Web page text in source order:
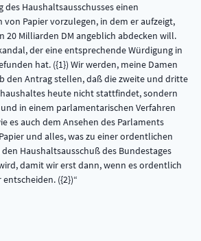
des Haushaltsausschusses einen
von Papier vorzulegen, in dem er aufzeigt,
20 Milliarden DM angeblich abdecken will.
der eine entsprechende Würdigung in
hat. ({1}) Wir werden, meine Damen
den Antrag stellen, daß die zweite und dritte
heute nicht stattfindet, sondern
in einem parlamentarischen Verfahren
es auch dem Ansehen des Parlaments
und alles, was zu einer ordentlichen
Haushaltsausschuß des Bundestages
damit wir erst dann, wenn es ordentlich
({2})